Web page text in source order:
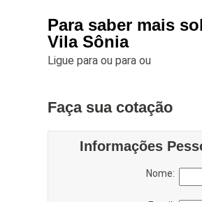
Para saber mais
Vila Sônia
Ligue paraou paraou
Faça sua cotação
Informações
Nome: